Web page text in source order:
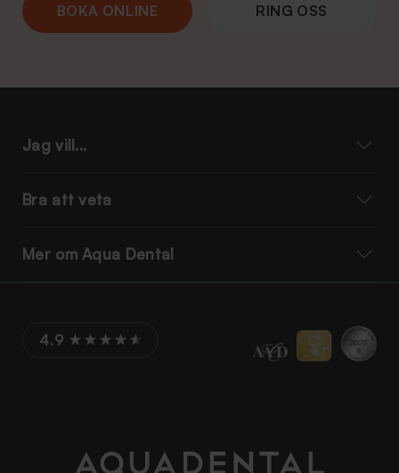
BOKA ONLINE RING OSS
Jag vill...
Bra att veta
Mer om Aqua Dental
4.9